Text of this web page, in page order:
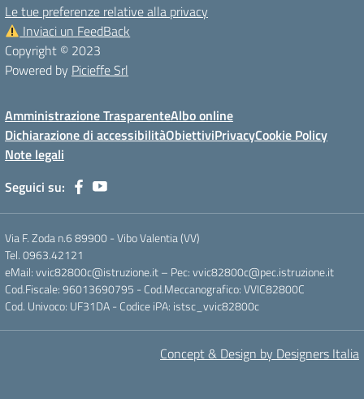
Le tue preferenze relative alla privacy
Inviaci un FeedBack
Copyright © 2023
Powered by Picieffe Srl
Amministrazione TrasparenteAlbo online
Dichiarazione di accessibilitàObiettiviPrivacyCookie Policy
Note legali
Seguici su:
Via F. Zoda n.6 89900 - Vibo Valentia (VV)
Tel. 0963.42121
eMail: vvic82800c@istruzione.it – Pec: vvic82800c@pec.istruzione.it
Cod.Fiscale: 96013690795 - Cod.Meccanografico: VVIC82800C
Cod. Univoco: UF31DA - Codice iPA: istsc_vvic82800c
Concept & Design by Designers Italia